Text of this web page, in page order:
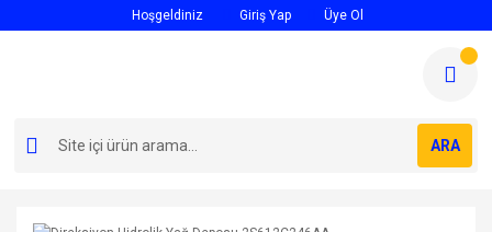
Hoşgeldiniz Giriş Yap Üye Ol
ARA